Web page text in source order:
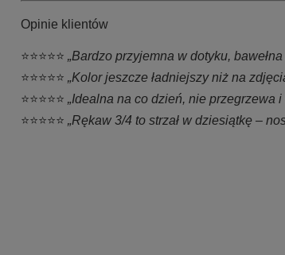
Opinie klientów
⭐⭐⭐⭐⭐ „Bardzo przyjemna w dotyku,
⭐⭐⭐⭐⭐ „Kolor jeszcze ładniejszy niż na
⭐⭐⭐⭐⭐ „Idealna na co dzień, nie przegrzewa
⭐⭐⭐⭐⭐ „Rękaw 3/4 to strzał w dziesiątkę –